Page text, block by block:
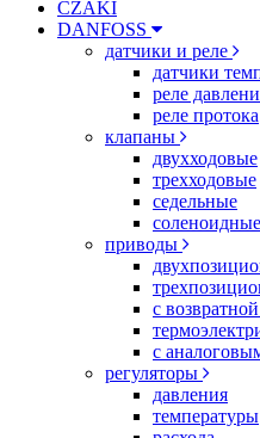
CZAKI
DANFOSS
датчики и реле
датчики
реле
реле протока
клапаны
двухходовые
трехходовые
седельные
соленоидные
приводы
с
с
регуляторы
давления
температуры